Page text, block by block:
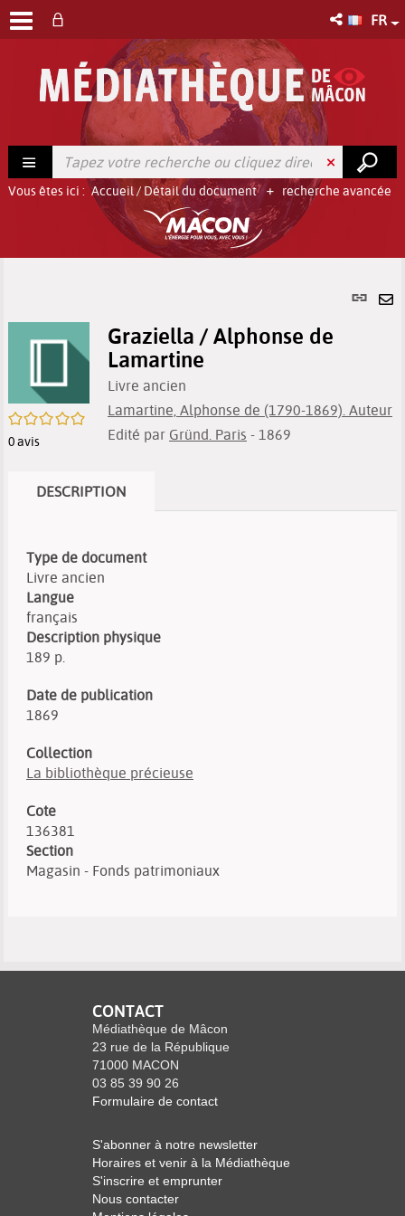
FR
recherche avancée
Vous êtes ici : Accueil/ Détail du document
Lien
/5
0avis
Graziella / Alphonse de
Lamartine
Livre ancien
Lamartine, Alphonse de (1790-1869). Auteur
Edité par Gründ. Paris - 1869
DESCRIPTION
Type de document
Livre ancien
Langue
français
Description physique
189 p.
Date de publication
1869
Collection
La bibliothèque précieuse
Cote
136381
Section
Magasin - Fonds patrimoniaux
CONTACT
Médiathèque de Mâcon
23 rue de la République
71000 MACON
03 85 39 90 26
Formulaire de contact
S'abonner à notre newsletter
Horaires et venir à la Médiathèque
S'inscrire et emprunter
Nous contacter